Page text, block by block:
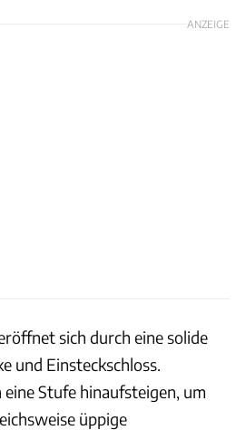
ANZEIGE
sich durch eine solide
und Einsteckschloss.
Stufe hinaufsteigen, um
üppige